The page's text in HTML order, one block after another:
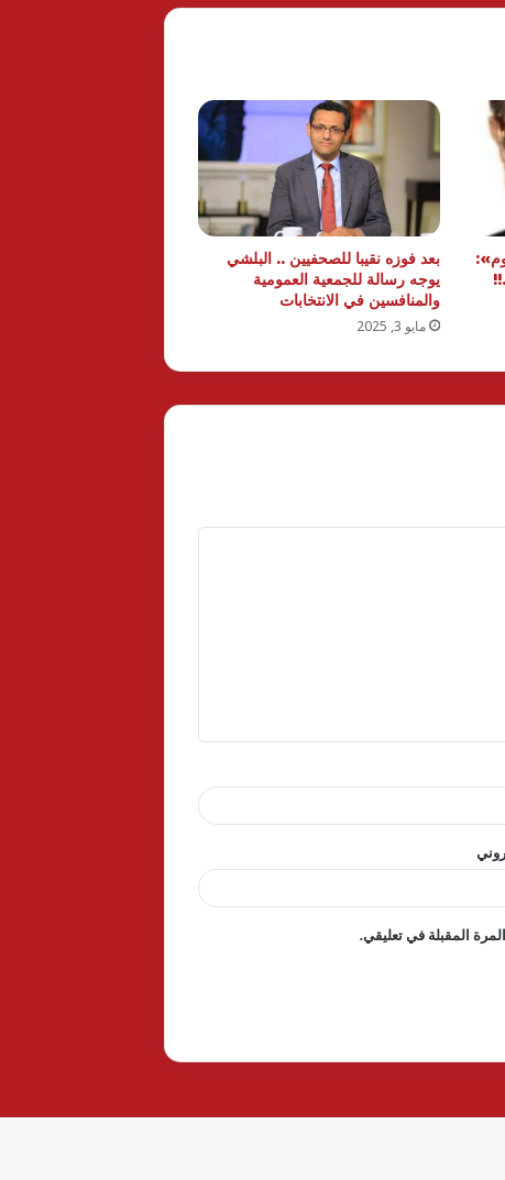
يكتب لـ «30 يوم»:
بعد فوزه نقيبا للصحفيين .. البلشي
يوجه رسالة للجمعية العمومية
والمنافسين في الانتخابات
مايو 3, 2025
المقبلة في تعليقي.